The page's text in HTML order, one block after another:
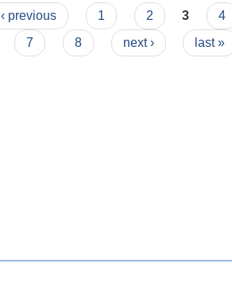
‹ previous 1 2 3 4
7 8 next › last »